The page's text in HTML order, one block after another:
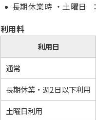
長期休業時 ・土曜日
利用料
利用日
通常
長期休業・ 週2日以下利用
土曜日利用